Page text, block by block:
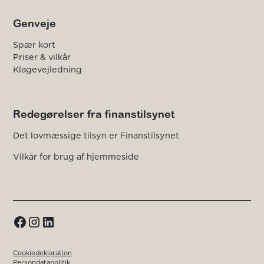
Genveje
Spær kort
Priser & vilkår
Klagevejledning
Redegørelser fra finanstilsynet
Det lovmæssige tilsyn er Finanstilsynet
Vilkår for brug af hjemmeside
Cookiedeklaration